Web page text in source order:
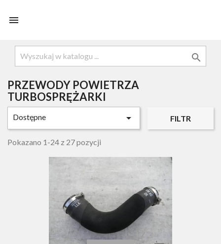


PRZEWODY POWIETRZA
TURBOSPRĘŻARKI
Dostępne  FILTR
Pokazano 1-24 z 27 pozycji